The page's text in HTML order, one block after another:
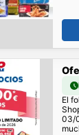
El
03/